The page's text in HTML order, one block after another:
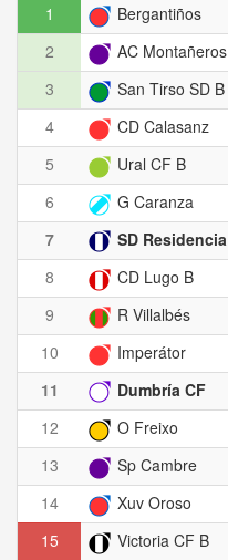
1
Bergantiños
2
AC Montañeros
3
San Tirso SD B
4
CD Calasanz
5
Ural CF B
6
G Caranza
7
SD Residencia
8
CD Lugo B
9
R Villalbés
10
Imperátor
11
Dumbría CF
12
O Freixo
13
Sp Cambre
14
Xuv Oroso
15
Victoria CF B